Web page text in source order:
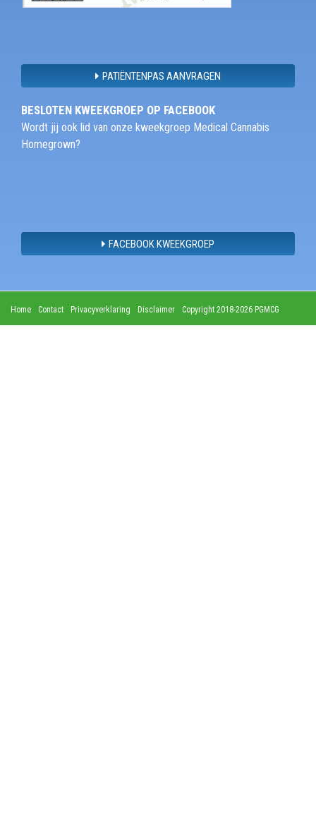
PATIËNTENPAS AANVRAGEN
BESLOTEN KWEEKGROEP OP FACEBOOK
Wordt jij ook lid van onze kweekgroep Medical Cannabis
Homegrown?
FACEBOOK KWEEKGROEP
Home Contact Privacyverklaring Disclaimer Copyright 2018-2026 PGMCG